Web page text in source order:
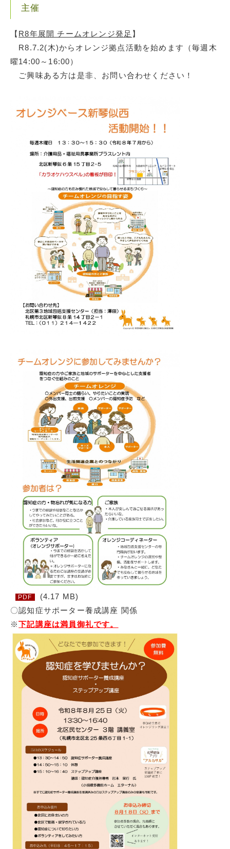
主催
【 R8年展開 チームオレンジ発足 】
R8.7.2(木)からオレンジ拠点活動を始めます（毎週木
曜14:00～16:00）
ご興味ある方は是非、お問い合わせください！
PDF
(4.17 MB)
〇認知症サポーター養成講座 関係
※下記講座は満員御礼です。